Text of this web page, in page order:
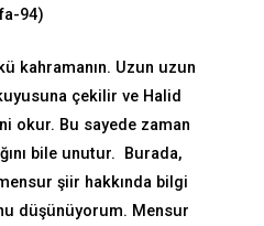
94)
kahramanın. Uzun uzun
çekilir ve Halid
okur. Bu sayede zaman
bile unutur. Burada,
şiir hakkında bilgi
düşünüyorum. Mensur